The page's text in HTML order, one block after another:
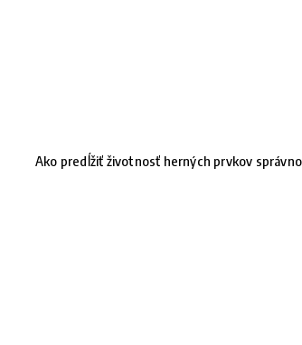
Ako predĺžiť životnosť herných prvkov